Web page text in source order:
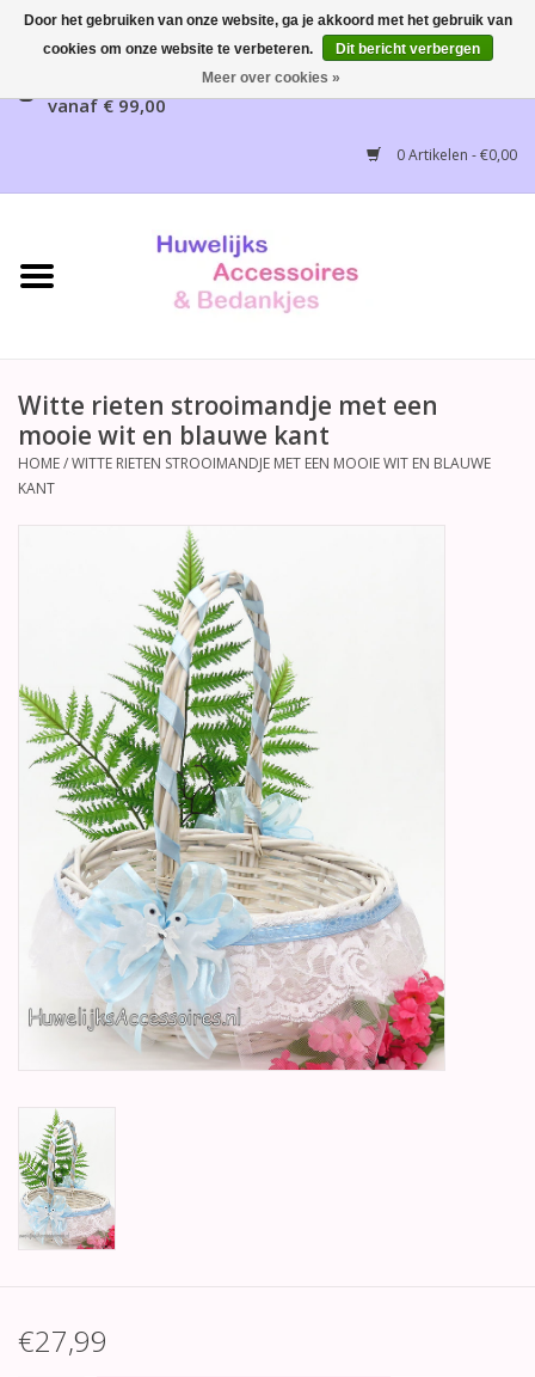
Gratis verzending mogelijk, NL vanaf € 65,00, België
vanaf € 99,00
0 Artikelen - €0,00
Home
Bruidsaccessoires
Huwelijksreceptie
Betty Boop Huwelijk
Geboorte, Doop en
Communie
SALE
Witte rieten strooimandje met een
mooie wit en blauwe kant
HOME/WITTE RIETEN STROOIMANDJE MET EEN MOOIE WIT EN BLAUWE
KANT
€27,99
Door het gebruiken van onze website, ga je akkoord met het gebruik van
cookies om onze website te verbeteren.
Dit bericht verbergen
Meer over cookies »